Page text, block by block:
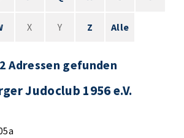
X Y Z Alle
Adressen gefunden
Judoclub 1956 e.V.